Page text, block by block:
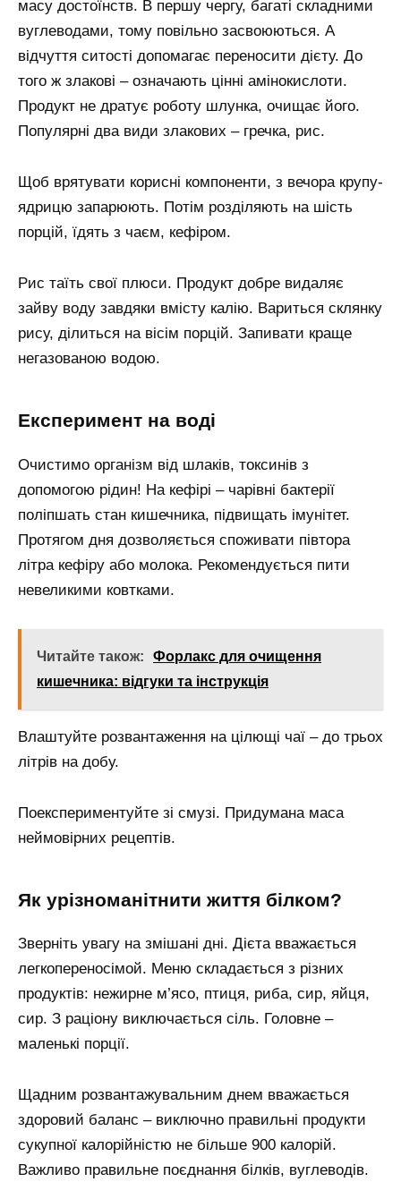
масу достоїнств. В першу чергу, багаті складними
вуглеводами, тому повільно засвоюються. А
відчуття ситості допомагає переносити дієту. До
того ж злакові – означають цінні амінокислоти.
Продукт не дратує роботу шлунка, очищає його.
Популярні два види злакових – гречка, рис.
Щоб врятувати корисні компоненти, з вечора крупу-
ядрицю запарюють. Потім розділяють на шість
порцій, їдять з чаєм, кефіром.
Рис таїть свої плюси. Продукт добре видаляє
зайву воду завдяки вмісту калію. Вариться склянку
рису, ділиться на вісім порцій. Запивати краще
негазованою водою.
Експеримент на воді
Очистимо організм від шлаків, токсинів з
допомогою рідин! На кефірі – чарівні бактерії
поліпшать стан кишечника, підвищать імунітет.
Протягом дня дозволяється споживати півтора
літра кефіру або молока. Рекомендується пити
невеликими ковтками.
Читайте також:
Форлакс для очищення
кишечника: відгуки та інструкція
Влаштуйте розвантаження на цілющі чаї – до трьох
літрів на добу.
Поекспериментуйте зі смузі. Придумана маса
неймовірних рецептів.
Як урізноманітнити життя білком?
Зверніть увагу на змішані дні. Дієта вважається
легкопереносімой. Меню складається з різних
продуктів: нежирне м’ясо, птиця, риба, сир, яйця,
сир. З раціону виключається сіль. Головне –
маленькі порції.
Щадним розвантажувальним днем вважається
здоровий баланс – виключно правильні продукти
сукупної калорійністю не більше 900 калорій.
Важливо правильне поєднання білків, вуглеводів.